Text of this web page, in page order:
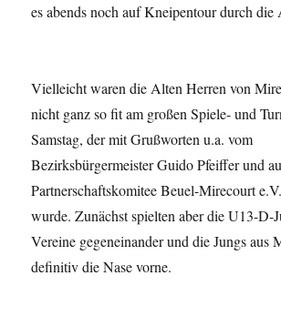
es abends noch auf Kneipentour durch die
Vielleicht waren die Alten Herren von
nicht ganz so fit am großen Spiele- und
Samstag, der mit Grußworten u.a. vom
Bezirksbürgermeister Guido Pfeiffer und
Partnerschaftskomitee Beuel-Mirecourt
wurde. Zunächst spielten aber die U13-D-
Vereine gegeneinander und die Jungs aus
definitiv die Nase vorne.